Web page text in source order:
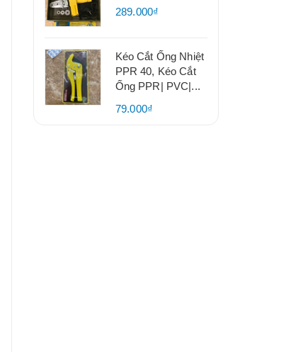
289.000₫
Kéo Cắt Ống Nhiệt
PPR 40, Kéo Cắt
Ống PPR| PVC|...
79.000₫